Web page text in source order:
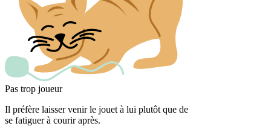
Pas trop joueur
Il préfère laisser venir le jouet à lui plutôt que de
se fatiguer à courir après.